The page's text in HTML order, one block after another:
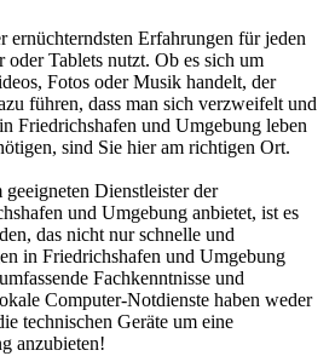
ernüchterndsten Erfahrungen für jeden
oder Tablets nutzt. Ob es sich um
Fotos oder Musik handelt, der
führen, dass man sich verzweifelt und
Friedrichshafen und Umgebung leben
sind Sie hier am richtigen Ort.
Dienstleister der
und Umgebung anbietet, ist es
das nicht nur schnelle und
in Friedrichshafen und Umgebung
Fachkenntnisse und
Computer-Notdienste haben weder
technischen Geräte um eine
anzubieten!